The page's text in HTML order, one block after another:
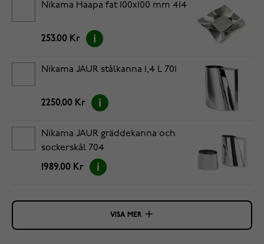
Nikama Haapa fat 100x100 mm 414
253.00 Kr
Nikama JAUR stålkanna 1,4 L 701
2250.00 Kr
Nikama JAUR gräddekanna och
sockerskål 704
1989.00 Kr
VISA MER